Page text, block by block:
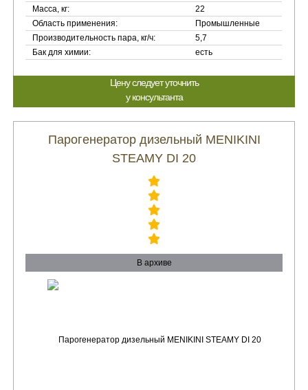
Масса, кг:
22
Область применения:
Промышленные
Производительность пара, кг/ч:
5,7
Бак для химии:
есть
Цену следует уточнить
у консультанта
Парогенератор дизельный MENIKINI
STEAMY DI 20
В архиве